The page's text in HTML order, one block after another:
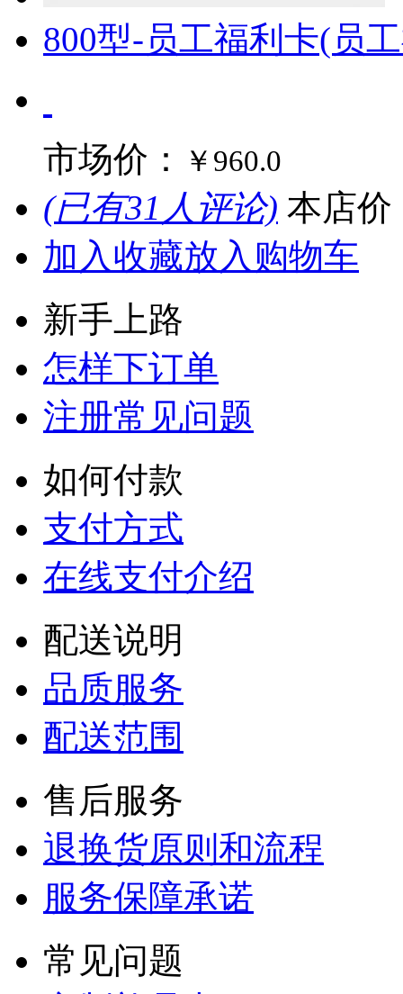
800型-员工福利卡(员
市场价： ￥960.0
(已有31人评论) 本店价
加入收藏放入购物车
新手上路
怎样下订单
注册常见问题
如何付款
支付方式
在线支付介绍
配送说明
品质服务
配送范围
售后服务
退换货原则和流程
服务保障承诺
常见问题